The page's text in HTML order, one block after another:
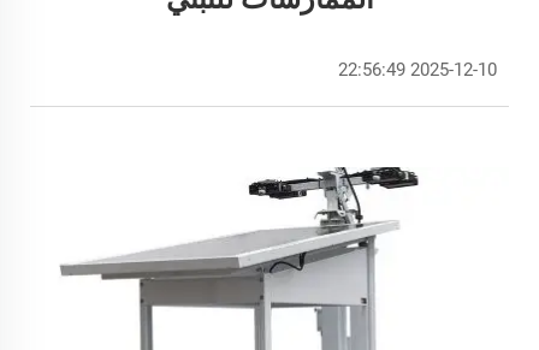
2025-12-10 22:56:49